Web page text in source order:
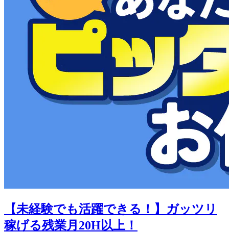
【未経験でも活躍できる！】ガッツリ
稼げる残業月20H以上！